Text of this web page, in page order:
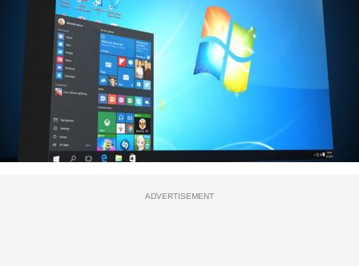
ADVERTISEMENT